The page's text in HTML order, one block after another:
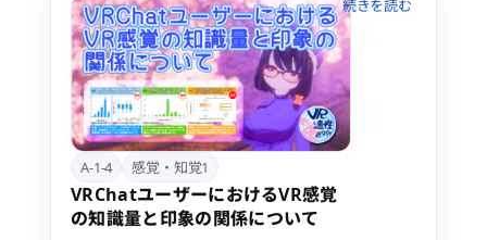
A-1-4 感覚・知覚1
VRChatユーザーにおけるVR感覚
の知識量と印象の関係について